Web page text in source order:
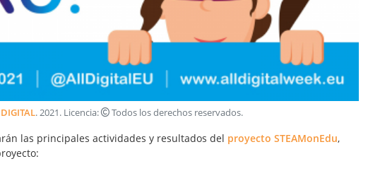
.2021. Licencia: Todos los derechos reservados.
las principales actividades y resultados del proyecto STEAMonEdu,